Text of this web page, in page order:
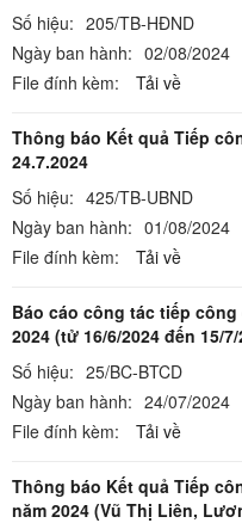
Số hiệu: 205/TB-HĐND
Ngày ban hành: 02/08/2024
File đính kèm:
Tải về
Thông báo Kết quả Tiếp
24.7.2024
Số hiệu: 425/TB-UBND
Ngày ban hành: 01/08/2024
File đính kèm:
Tải về
Báo cáo công tác tiếp
2024 (tử 16/6/2024 đến 15/7/
Số hiệu: 25/BC-BTCD
Ngày ban hành: 24/07/2024
File đính kèm:
Tải về
Thông báo Kết quả Tiếp
năm 2024 (Vũ Thị Liên,